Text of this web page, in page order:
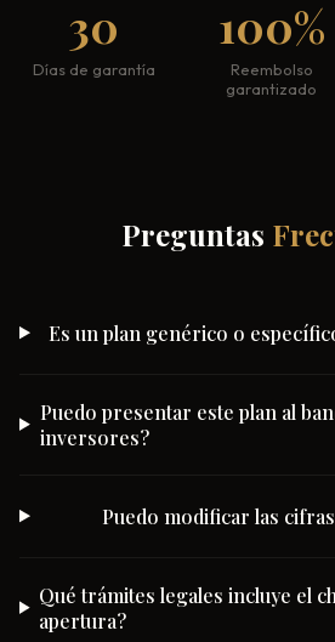
30
Días de garantía
100%
Reembolso
garantizado
Preguntas
Es un plan genérico o
Puedo presentar este plan al
inversores?
Puedo modificar las
Qué trámites legales incluye el
apertura?